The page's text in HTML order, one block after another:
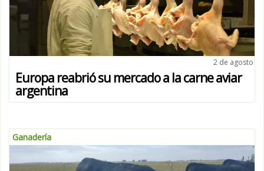
2 de agosto
Europa reabrió su mercado a la carne aviar
argentina
Ganadería